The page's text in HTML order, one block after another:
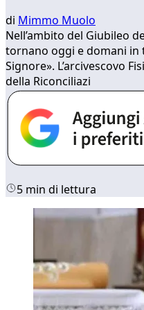
di Mimmo Muolo
Nell’ambito del Giubileo
tornano oggi e domani in
Signore». L’arcivescovo
della Riconciliazi
5 min di lettura